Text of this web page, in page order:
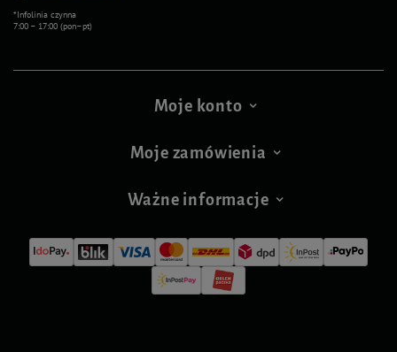
*Infolinia czynna
7:00 – 17:00 (pon–pt)
Moje konto
Moje zamówienia
Ważne informacje